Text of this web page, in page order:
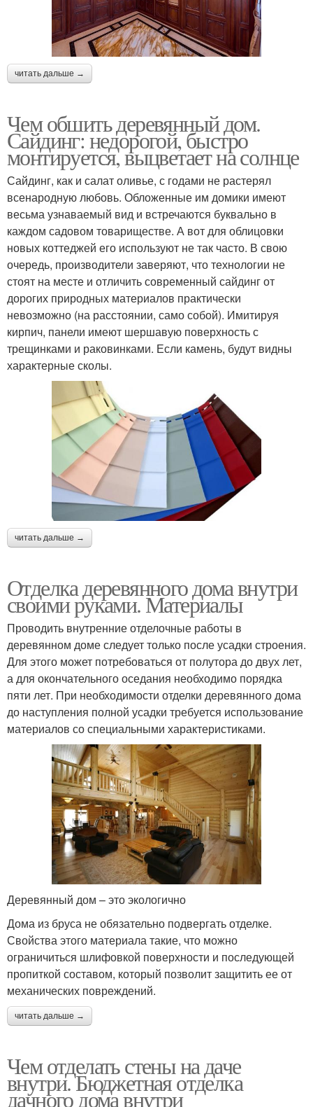
читать дальше →
Чем обшить деревянный дом.
Сайдинг: недорогой, быстро
монтируется, выцветает на солнце
Сайдинг, как и салат оливье, с годами не растерял
всенародную любовь. Обложенные им домики имеют
весьма узнаваемый вид и встречаются буквально в
каждом садовом товариществе. А вот для облицовки
новых коттеджей его используют не так часто. В свою
очередь, производители заверяют, что технологии не
стоят на месте и отличить современный сайдинг от
дорогих природных материалов практически
невозможно (на расстоянии, само собой). Имитируя
кирпич, панели имеют шершавую поверхность с
трещинками и раковинками. Если камень, будут видны
характерные сколы.
читать дальше →
Отделка деревянного дома внутри
своими руками. Материалы
Проводить внутренние отделочные работы в
деревянном доме следует только после усадки строения.
Для этого может потребоваться от полутора до двух лет,
а для окончательного оседания необходимо порядка
пяти лет. При необходимости отделки деревянного дома
до наступления полной усадки требуется использование
материалов со специальными характеристиками.
Деревянный дом – это экологично
Дома из бруса не обязательно подвергать отделке.
Свойства этого материала такие, что можно
ограничиться шлифовкой поверхности и последующей
пропиткой составом, который позволит защитить ее от
механических повреждений.
читать дальше →
Чем отделать стены на даче
внутри. Бюджетная отделка
дачного дома внутри